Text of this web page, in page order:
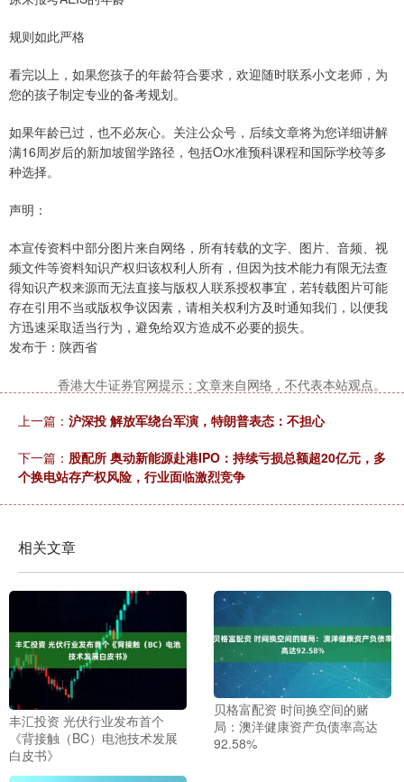
规则如此严格
看完以上，如果您孩子的年龄符合要求，欢迎随时联系小文老师，为
您的孩子制定专业的备考规划。
如果年龄已过，也不必灰心。关注公众号，后续文章将为您详细讲解
满16周岁后的新加坡留学路径，包括O水准预科课程和国际学校等多
种选择。
声明：
本宣传资料中部分图片来自网络，所有转载的文字、图片、音频、视
频文件等资料知识产权归该权利人所有，但因为技术能力有限无法查
得知识产权来源而无法直接与版权人联系授权事宜，若转载图片可能
存在引用不当或版权争议因素，请相关权利方及时通知我们，以便我
方迅速采取适当行为，避免给双方造成不必要的损失。
发布于：陕西省
香港大牛证券官网提示：文章来自网络，不代表本站观点。
上一篇： 沪深投 解放军绕台军演，特朗普表态：不担心
下一篇： 股配所 奥动新能源赴港IPO：持续亏损总额超20亿元，多
个换电站存产权风险，行业面临激烈竞争
相关文章
丰汇投资 光伏行业发布首个
《背接触（BC）电池技术发展
白皮书》
贝格富配资 时间换空间的赌
局：澳洋健康资产负债率高达
92.58%